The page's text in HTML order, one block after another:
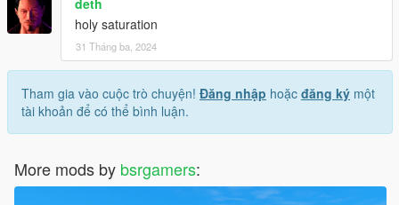
holy saturation
31 Tháng ba, 2024
Tham gia vào cuộc trò chuyện! Đăng nhập hoặc đăng ký một
tài khoản để có thể bình luận.
More mods by bsrgamers: